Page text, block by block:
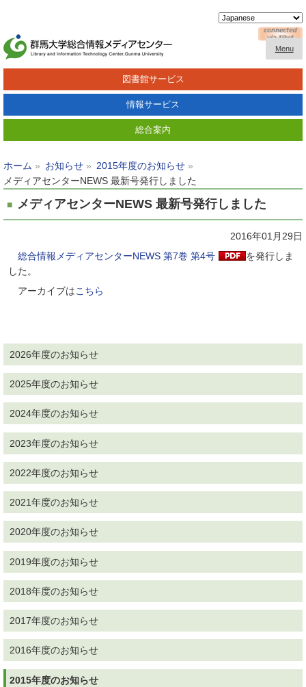
Menu
図書館サービス
情報サービス
総合案内
ホーム お知らせ
2015年度のお知らせ
メディアセンターNEWS 最新号発行しました
メディアセンターNEWS 最新号発行しました
2016年01月29日
総合情報メディアセンターNEWS 第7巻 第4号
を発行しま
した。
アーカイブはこちら
2026年度のお知らせ
2025年度のお知らせ
2024年度のお知らせ
2023年度のお知らせ
2022年度のお知らせ
2021年度のお知らせ
2020年度のお知らせ
2019年度のお知らせ
2018年度のお知らせ
2017年度のお知らせ
2016年度のお知らせ
2015年度のお知らせ